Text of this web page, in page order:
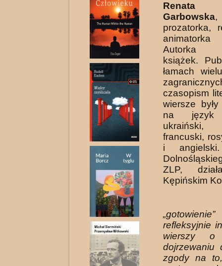
Renata
Garbowska
prozatorka,
Autorka
książek.
łamach
czasopism
wiersze były
na język
ukraiński,
francuski,
i angielski.
ZLP,
Kępińskim
refleksyjnie
wierszy o
dojrzewaniu
zgody na